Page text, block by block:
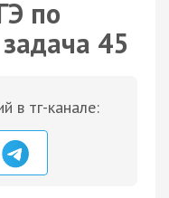
по
45
в тг-канале: